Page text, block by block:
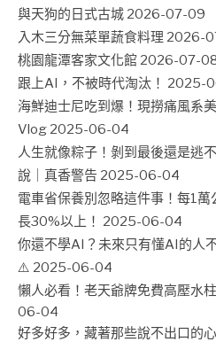
與天狗的日式古城 2026-07-09
入木三分無菜單蔬食料理 2026-
桃園龍潭客家文化館 2026-07-
跟上AI，不被時代淘汰！ 2025-
海鮮迪士尼吃到爆！現撈痛風系
Vlog 2025-06-04
人生就像粽子！剝到最後還是逃
說｜真香警告 2025-06-04
電車省保養別忽略這件事！每1
長30%以上！ 2025-06-04
你還不學AI？未來只有懂AI的人
⚠️ 2025-06-04
懶人必看！老天爺牌免費高壓水
06-04
好多好多，藏著那些說不出口的